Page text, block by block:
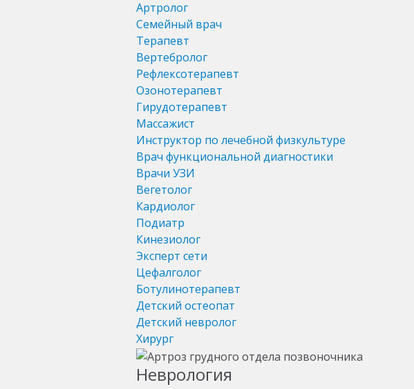
Артролог
Семейный врач
Терапевт
Вертебролог
Рефлексотерапевт
Озонотерапевт
Гирудотерапевт
Массажист
Инструктор по лечебной физкультуре
Врач функциональной диагностики
Врачи УЗИ
Вегетолог
Кардиолог
Подиатр
Кинезиолог
Эксперт сети
Цефалголог
Ботулинотерапевт
Детский остеопат
Детский невролог
Хирург
Неврология